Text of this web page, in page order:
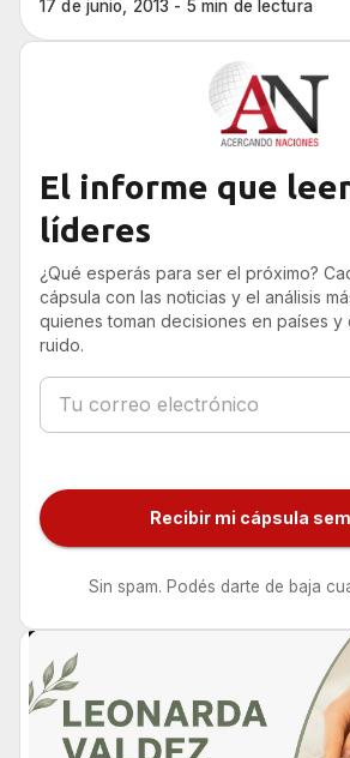
América
Asia del Este
17 de junio, 2013 - 5 min de lectura
El informe que
líderes
¿Qué esperás para ser el próximo?
cápsula con las noticias y el análisis
quienes toman decisiones en países y
ruido.
Recibir mi cápsula
Sin spam. Podés darte de baja